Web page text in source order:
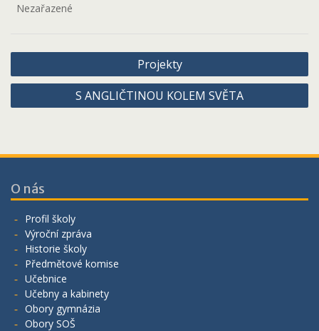
Nezařazené
Navigace
pro
příspěvek
Projekty
S ANGLIČTINOU KOLEM SVĚTA
O nás
Profil školy
Výroční zpráva
Historie školy
Předmětové komise
Učebnice
Učebny a kabinety
Obory gymnázia
Obory SOŠ